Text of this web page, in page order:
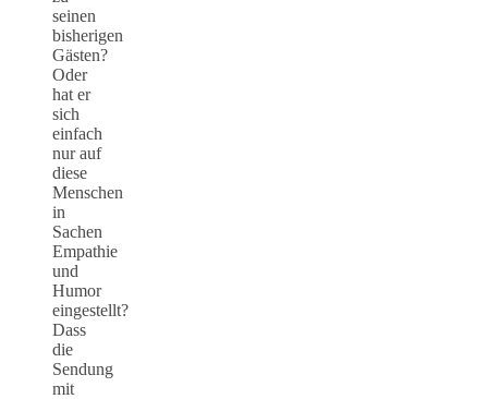
seinen
bisherigen
Gästen?
Oder
hat er
sich
einfach
nur auf
diese
Menschen
in
Sachen
Empathie
und
Humor
eingestellt?
Dass
die
Sendung
mit